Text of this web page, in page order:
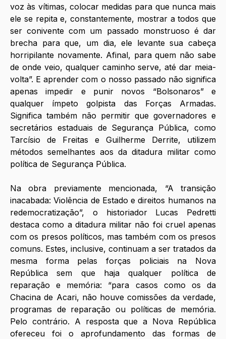
voz às vítimas, colocar medidas para que nunca mais
ele se repita e, constantemente, mostrar a todos que
ser conivente com um passado monstruoso é dar
brecha para que, um dia, ele levante sua cabeça
horripilante novamente. Afinal, para quem não sabe
de onde veio, qualquer caminho serve, até dar meia-
volta”. E aprender com o nosso passado não significa
apenas impedir e punir novos “Bolsonaros” e
qualquer ímpeto golpista das Forças Armadas.
Significa também não permitir que governadores e
secretários estaduais de Segurança Pública, como
Tarcísio de Freitas e Guilherme Derrite, utilizem
métodos semelhantes aos da ditadura militar como
política de Segurança Pública.
Na obra previamente mencionada, “A transição
inacabada: Violência de Estado e direitos humanos na
redemocratização”, o historiador Lucas Pedretti
destaca como a ditadura militar não foi cruel apenas
com os presos políticos, mas também com os presos
comuns. Estes, inclusive, continuam a ser tratados da
mesma forma pelas forças policiais na Nova
República sem que haja qualquer política de
reparação e memória: “para casos como os da
Chacina de Acari, não houve comissões da verdade,
programas de reparação ou políticas de memória.
Pelo contrário. A resposta que a Nova República
ofereceu foi o aprofundamento das formas de